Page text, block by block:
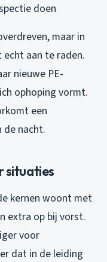
doen
maar in
aan te raden.
nieuwe PE-
ophoping vormt.
een
de nacht.
situaties
kernen woont met
extra op bij vorst.
voor
dat in de leiding